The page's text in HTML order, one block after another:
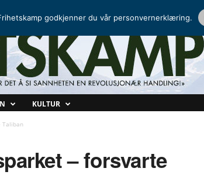
KULTUR
Taliban
– forsvarte
godkjenner du vår personvernerklæring.